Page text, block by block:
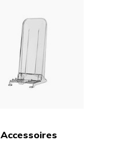
Accessoires